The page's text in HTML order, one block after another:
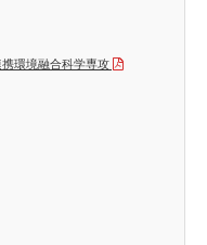
環境融合科学専攻